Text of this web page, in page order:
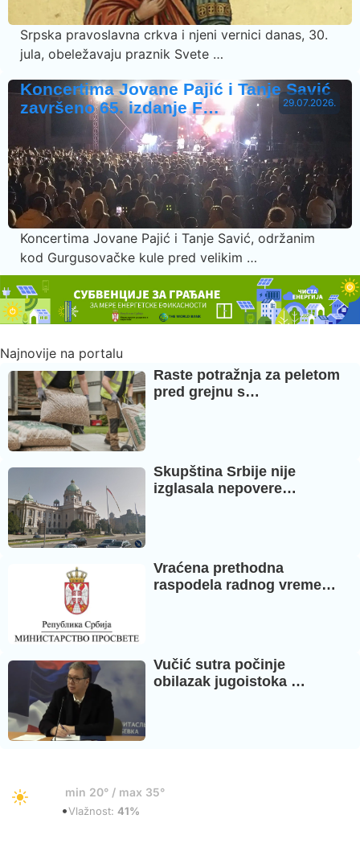
Srpska pravoslavna crkva i njeni vernici danas, 30.
jula, obeležavaju praznik Svete …
29.07.2026.
Koncertima Jovane Pajić i Tanje Savić
završeno 65. izdanje F…
Koncertima Jovane Pajić i Tanje Savić, održanim
kod Gurgusovačke kule pred velikim …
Najnovije na portalu
Raste potražnja za peletom
pred grejnu s…
Skupština Srbije nije
izglasala nepovere…
Vraćena prethodna
raspodela radnog vreme…
Vučić sutra počinje
obilazak jugoistoka …
min 20° / max 35°
•Vlažnost: 41%